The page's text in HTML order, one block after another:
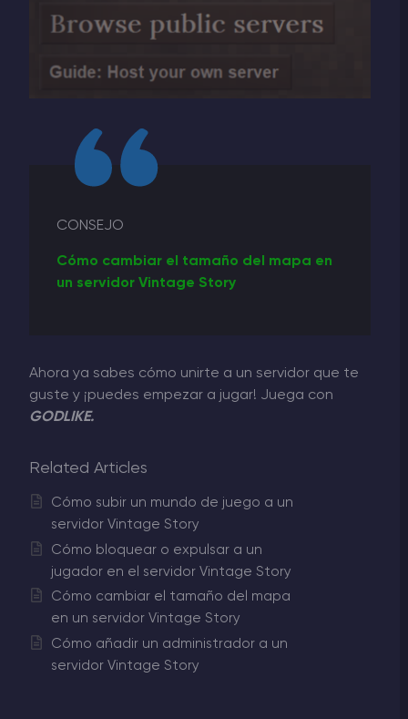
CONSEJO
Cómo cambiar el tamaño del mapa en
un servidor Vintage Story
Ahora ya sabes cómo unirte a un servidor que te
guste y ¡puedes empezar a jugar! Juega con
GODLIKE.
Related Articles
Cómo subir un mundo de juego a un
servidor Vintage Story
Cómo bloquear o expulsar a un
jugador en el servidor Vintage Story
Cómo cambiar el tamaño del mapa
en un servidor Vintage Story
Cómo añadir un administrador a un
servidor Vintage Story